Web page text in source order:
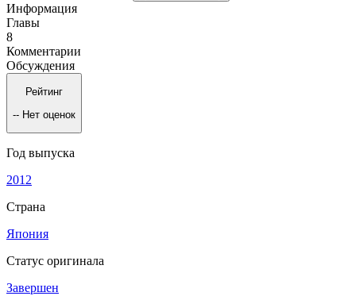
Информация
Главы
8
Комментарии
Обсуждения
Рейтинг
-- Нет оценок
Год выпуска
2012
Страна
Япония
Статус оригинала
Завершен